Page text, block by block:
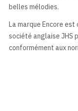
belles mélodies.
La marque Encore
société anglaise JHS
conformément aux